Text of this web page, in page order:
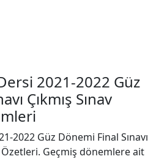
2021-2022 Güz
Çıkmış Sınav
2022 Güz Dönemi Final Sınavı
Özetleri. Geçmiş dönemlere ait